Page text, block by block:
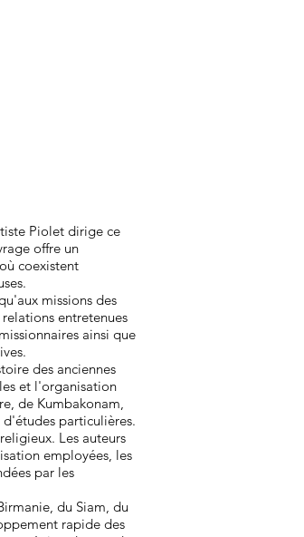
Piolet dirige ce
offre un
coexistent
missions des
entretenues
ainsi que
des anciennes
et l'organisation
de Kumbakonam,
particulières.
Les auteurs
employées, les
par les
du Siam, du
rapide des